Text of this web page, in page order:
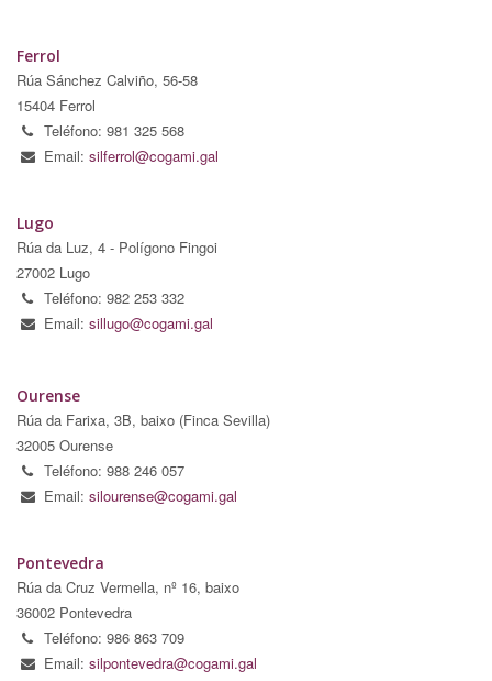
Ferrol
Rúa Sánchez Calviño, 56-58
15404 Ferrol
Teléfono: 981 325 568
Email: silferrol@cogami.gal
Lugo
Rúa da Luz, 4 - Polígono Fingoi
27002 Lugo
Teléfono: 982 253 332
Email: sillugo@cogami.gal
Ourense
Rúa da Farixa, 3B, baixo (Finca Sevilla)
32005 Ourense
Teléfono: 988 246 057
Email: silourense@cogami.gal
Pontevedra
Rúa da Cruz Vermella, nº 16, baixo
36002 Pontevedra
Teléfono: 986 863 709
Email: silpontevedra@cogami.gal